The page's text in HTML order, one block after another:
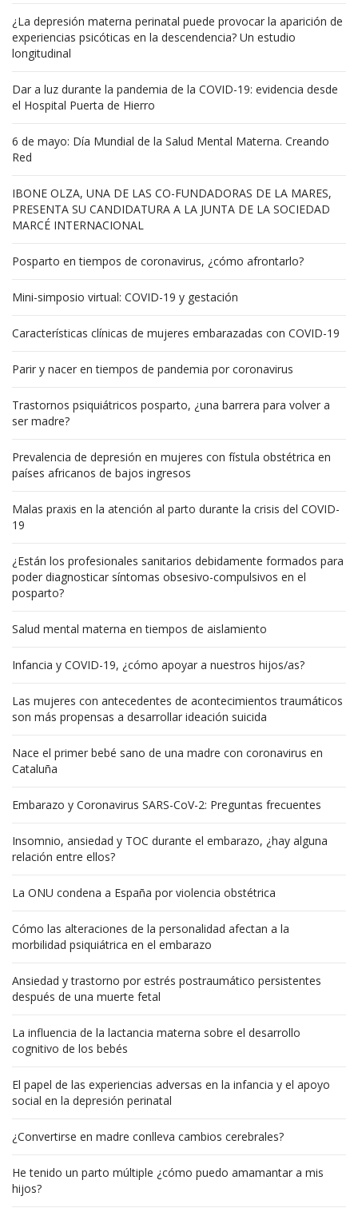
¿La depresión materna perinatal puede provocar la aparición de
experiencias psicóticas en la descendencia? Un estudio
longitudinal
Dar a luz durante la pandemia de la COVID-19: evidencia desde
el Hospital Puerta de Hierro
6 de mayo: Día Mundial de la Salud Mental Materna. Creando
Red
IBONE OLZA, UNA DE LAS CO-FUNDADORAS DE LA MARES,
PRESENTA SU CANDIDATURA A LA JUNTA DE LA SOCIEDAD
MARCÉ INTERNACIONAL
Posparto en tiempos de coronavirus, ¿cómo afrontarlo?
Mini-simposio virtual: COVID-19 y gestación
Características clínicas de mujeres embarazadas con COVID-19
Parir y nacer en tiempos de pandemia por coronavirus
Trastornos psiquiátricos posparto, ¿una barrera para volver a
ser madre?
Prevalencia de depresión en mujeres con fístula obstétrica en
países africanos de bajos ingresos
Malas praxis en la atención al parto durante la crisis del COVID-
19
¿Están los profesionales sanitarios debidamente formados para
poder diagnosticar síntomas obsesivo-compulsivos en el
posparto?
Salud mental materna en tiempos de aislamiento
Infancia y COVID-19, ¿cómo apoyar a nuestros hijos/as?
Las mujeres con antecedentes de acontecimientos traumáticos
son más propensas a desarrollar ideación suicida
Nace el primer bebé sano de una madre con coronavirus en
Cataluña
Embarazo y Coronavirus SARS-CoV-2: Preguntas frecuentes
Insomnio, ansiedad y TOC durante el embarazo, ¿hay alguna
relación entre ellos?
La ONU condena a España por violencia obstétrica
Cómo las alteraciones de la personalidad afectan a la
morbilidad psiquiátrica en el embarazo
Ansiedad y trastorno por estrés postraumático persistentes
después de una muerte fetal
La influencia de la lactancia materna sobre el desarrollo
cognitivo de los bebés
El papel de las experiencias adversas en la infancia y el apoyo
social en la depresión perinatal
¿Convertirse en madre conlleva cambios cerebrales?
He tenido un parto múltiple ¿cómo puedo amamantar a mis
hijos?